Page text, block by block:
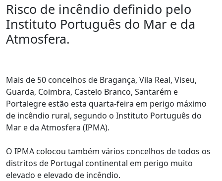
Risco de incêndio definido pelo
Instituto Português do Mar e da
Atmosfera.
Mais de 50 concelhos de Bragança, Vila Real, Viseu,
Guarda, Coimbra, Castelo Branco, Santarém e
Portalegre estão esta quarta-feira em perigo máximo
de incêndio rural, segundo o Instituto Português do
Mar e da Atmosfera (IPMA).
O IPMA colocou também vários concelhos de todos os
distritos de Portugal continental em perigo muito
elevado e elevado de incêndio.